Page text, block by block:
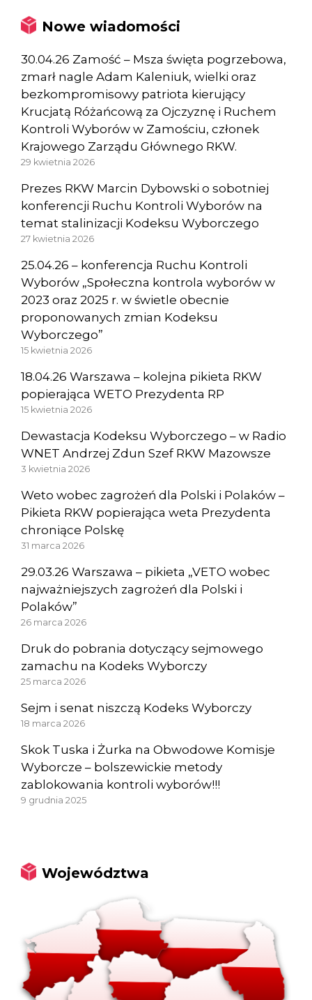
Nowe wiadomości
30.04.26 Zamość – Msza święta pogrzebowa,
zmarł nagle Adam Kaleniuk, wielki oraz
bezkompromisowy patriota kierujący
Krucjatą Różańcową za Ojczyznę i Ruchem
Kontroli Wyborów w Zamościu, członek
Krajowego Zarządu Głównego RKW.
29 kwietnia 2026
Prezes RKW Marcin Dybowski o sobotniej
konferencji Ruchu Kontroli Wyborów na
temat stalinizacji Kodeksu Wyborczego
27 kwietnia 2026
25.04.26 – konferencja Ruchu Kontroli
Wyborów „Społeczna kontrola wyborów w
2023 oraz 2025 r. w świetle obecnie
proponowanych zmian Kodeksu
Wyborczego”
15 kwietnia 2026
18.04.26 Warszawa – kolejna pikieta RKW
popierająca WETO Prezydenta RP
15 kwietnia 2026
Dewastacja Kodeksu Wyborczego – w Radio
WNET Andrzej Zdun Szef RKW Mazowsze
3 kwietnia 2026
Weto wobec zagrożeń dla Polski i Polaków –
Pikieta RKW popierająca weta Prezydenta
chroniące Polskę
31 marca 2026
29.03.26 Warszawa – pikieta „VETO wobec
najważniejszych zagrożeń dla Polski i
Polaków”
26 marca 2026
Druk do pobrania dotyczący sejmowego
zamachu na Kodeks Wyborczy
25 marca 2026
Sejm i senat niszczą Kodeks Wyborczy
18 marca 2026
Skok Tuska i Żurka na Obwodowe Komisje
Wyborcze – bolszewickie metody
zablokowania kontroli wyborów!!!
9 grudnia 2025
Województwa